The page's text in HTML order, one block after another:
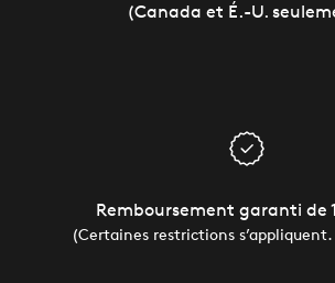
(Canada et É.-U.
Remboursement garanti de
(Certaines restrictions s’appliquent.